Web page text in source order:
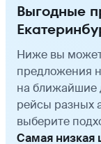
Выгодные
Ниже вы
предложения
на ближайшие
рейсы разных
выберите
Самая низкая